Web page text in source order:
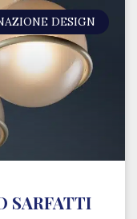
DESIGN
SARFATTI